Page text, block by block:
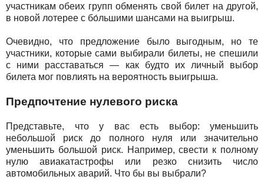
участникам обеих групп обменять свой билет на другой,
в новой лотерее с бо́льшими шансами на выигрыш.
Очевидно, что предложение было выгодным, но те
участники, которые сами выбирали билеты, не спешили
с ними расставаться — как будто их личный выбор
билета мог повлиять на вероятность выигрыша.
Предпочтение нулевого риска
Представьте, что у вас есть выбор: уменьшить
небольшой риск до полного нуля или значительно
уменьшить большой риск. Например, свести к полному
нулю авиакатастрофы или резко снизить число
автомобильных аварий. Что бы вы выбрали?